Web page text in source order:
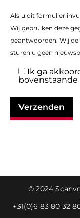
Als u dit formulier
Wij gebruiken deze
beantwoorden. Wij
sturen u geen
Ik ga
© 2024
+31(0)6 83 80 32